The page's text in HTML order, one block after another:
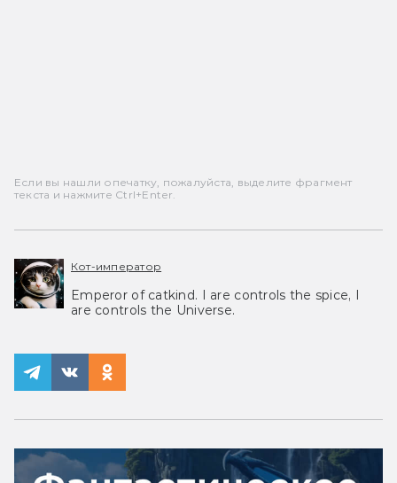
Если вы нашли опечатку, пожалуйста, выделите фрагмент
текста и нажмите Ctrl+Enter.
Кот-император
Emperor of catkind. I are controls the spice, I
are controls the Universe.